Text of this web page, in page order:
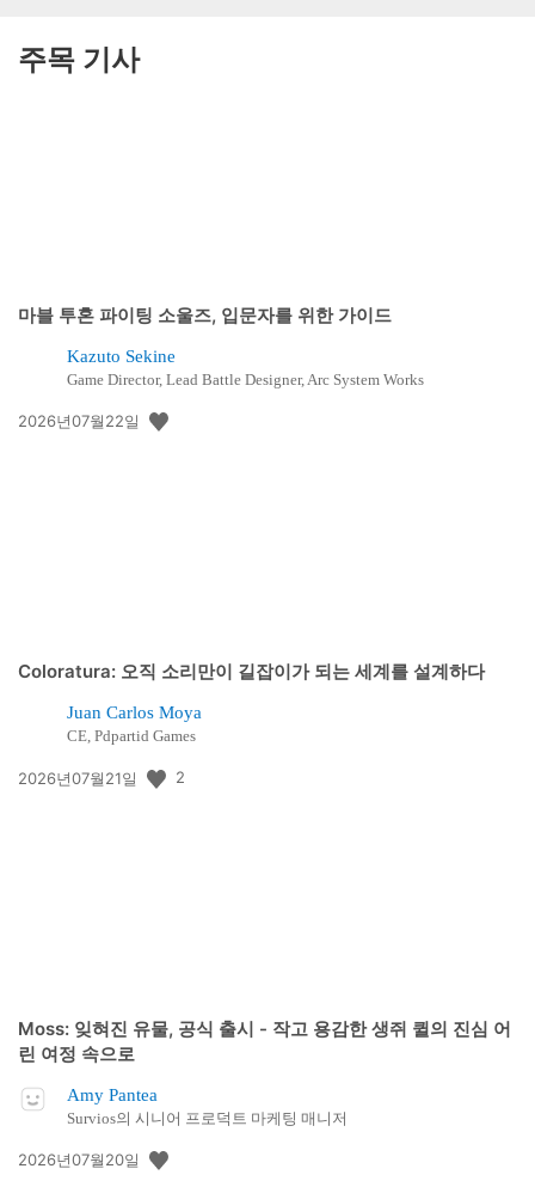
주목 기사
마블 투혼 파이팅 소울즈, 입문자를 위한 가이드
Kazuto Sekine
Game Director, Lead Battle Designer, Arc System Works
공
2026년07월22일
Coloratura: 오직 소리만이 길잡이가 되는 세계를 설계하다
Juan Carlos Moya
CE, Pdpartid Games
공
2026년07월21일 2
Moss: 잊혀진 유물, 공식 출시 - 작고 용감한 생쥐 퀼의 진심 어
린 여정 속으로
Amy Pantea
Survios의 시니어 프로덕트 마케팅 매니저
공
2026년07월20일